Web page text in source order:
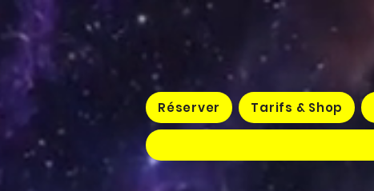
Réserver Tarifs & Shop